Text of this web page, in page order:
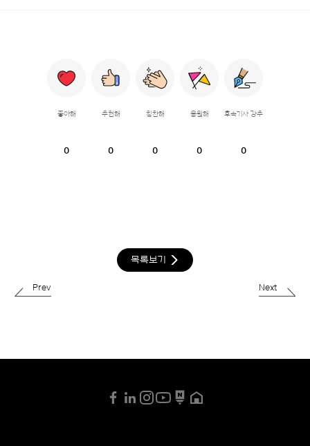
좋아해
0
추천해
0
칭찬해
0
응원해
0
후속기사 강추
0
목록보기
Prev Next